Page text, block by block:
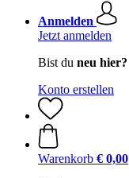
Anmelden
Jetzt anmelden
Bist du neu hier?
Konto erstellen
Warenkorb € 0,00